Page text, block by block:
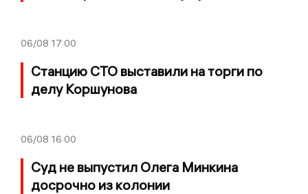
06/08 17:00
Станцию СТО выставили на торги по
делу Коршунова
06/08 16:00
Суд не выпустил Олега Минкина
досрочно из колонии